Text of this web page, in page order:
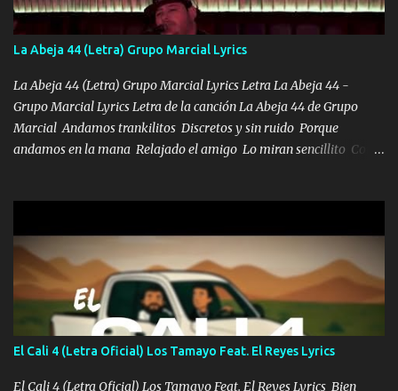
de este León los estatales no sé esperaron Al tiro esta la PrimiZa
también la nueve que cargo al lado doy la mano al que su amigo y
al traicionero damos pa abajo Y No me paran aquí hay pa más
pues hay charola les voy a dar hasta topar pues no hay de otra...
La Abeja 44 (Letra) Grupo Marcial Lyrics
La Abeja 44 (Letra) Grupo Marcial Lyrics Letra La Abeja 44 -
Grupo Marcial Lyrics Letra de la canción La Abeja 44 de Grupo
Marcial Andamos trankilitos Discretos y sin ruido Porque
andamos en la mana Relajado el amigo Lo miran sencillito Con
coronamos Se jala los marciales Y sus guitarras ya van sonando
Un gallardo me prendo Para agarrar el vuelo y la mente y
tranquilizando Tomense un buen trago Y así es como empezamos
los versos que voy cantando (Music) A vido alta y bajas La carreta
se atora Pero nunca le aflojamos Ya me han pasado cosas Y
aunque ustedes no sepan Pero la vida es muy corta Hay que
echarle chingazos Y seguir trabajando porque nada es...
El Cali 4 (Letra Oficial) Los Tamayo Feat. El Reyes Lyrics
El Cali 4 (Letra Oficial) Los Tamayo Feat. El Reyes Lyrics Bien